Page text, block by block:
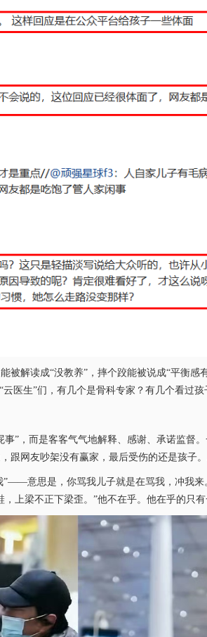
解读成“没教养”，摔个跤能被说成“平衡感
医生”们，有几个是骨科专家？有几个看过
”，而是客客气气地解释、感谢、承诺监督
网友吵架没有赢家，最后受伤的还是孩子
意思是，你骂我儿子就是在骂我，冲我
上梁不正下梁歪。”他不在乎。他在乎的只